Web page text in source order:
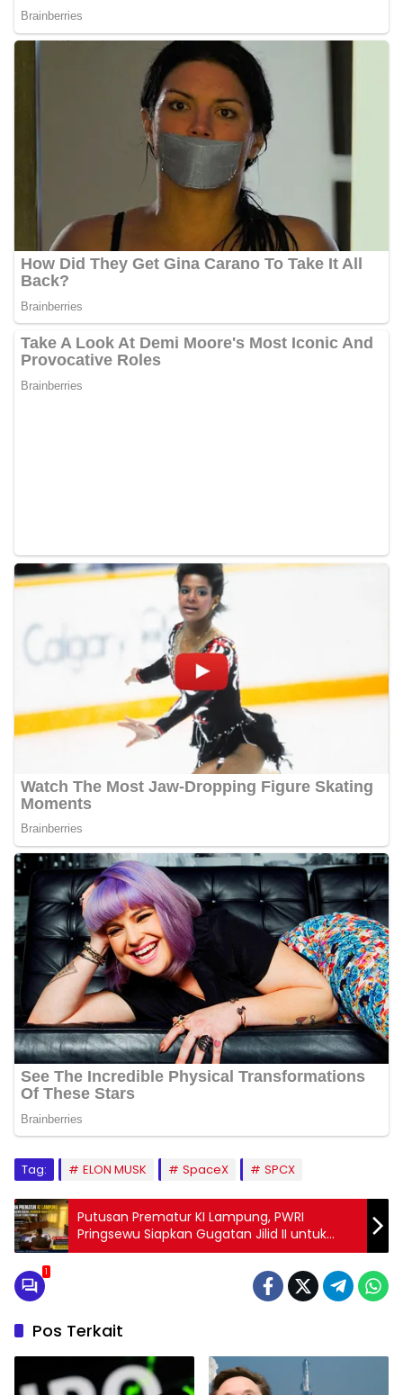
Tag: ELON MUSK SpaceX SPCX
Putusan Prematur KI Lampung, PWRI
Pringsewu Siapkan Gugatan Jilid II untuk
Perjuangkan Keterbukaan Informasi
1
Pos Terkait